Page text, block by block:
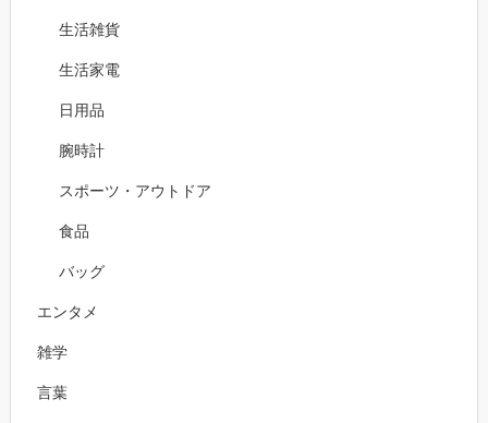
生活雑貨
生活家電
日用品
腕時計
スポーツ・アウトドア
食品
バッグ
エンタメ
雑学
言葉